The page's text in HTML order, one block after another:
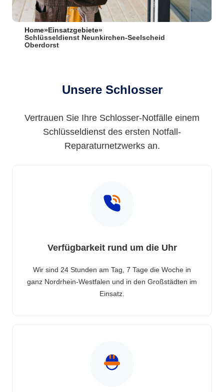
Home» Einsatzgebiete»
Schlüsseldienst Neunkirchen-Seelscheid
Oberdorst
Unsere Schlosser
Vertrauen Sie Ihre Schlosser-Notfälle einem
Schlüsseldienst des ersten Notfall-
Reparaturnetzwerks an.
Verfügbarkeit rund um die Uhr
Wir sind 24 Stunden am Tag, 7 Tage die Woche in
ganz Nordrhein-Westfalen und in den Großstädten im
Einsatz.